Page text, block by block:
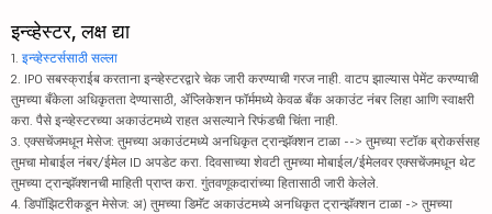
इन्व्हेस्टर, लक्ष द्या
1. इन्व्हेस्टर्ससाठी सल्ला
2. IPO सबस्क्राईब करताना इन्व्हेस्टरद्वारे चेक जारी करण्याची गरज नाही. वाटप झाल्यास पेमेंट करण्याची
तुमच्या बँकेला अधिकृतता देण्यासाठी, ॲप्लिकेशन फॉर्ममध्ये केवळ बँक अकाउंट नंबर लिहा आणि स्वाक्षरी
करा. पैसे इन्व्हेस्टरच्या अकाउंटमध्ये राहत असल्याने रिफंडची चिंता नाही.
3. एक्सचेंजमधून मेसेज: तुमच्या अकाउंटमध्ये अनधिकृत ट्रान्झॅक्शन टाळा --> तुमच्या स्टॉक ब्रोकर्ससह
तुमचा मोबाईल नंबर/ईमेल ID अपडेट करा. दिवसाच्या शेवटी तुमच्या मोबाईल/ईमेलवर एक्सचेंजमधून थेट
तुमच्या ट्रान्झॅक्शनची माहिती प्राप्त करा. गुंतवणूकदारांच्या हितासाठी जारी केलेले.
4. डिपॉझिटरीकडून मेसेज: अ) तुमच्या डिमॅट अकाउंटमध्ये अनधिकृत ट्रान्झॅक्शन टाळा -> तुमच्या